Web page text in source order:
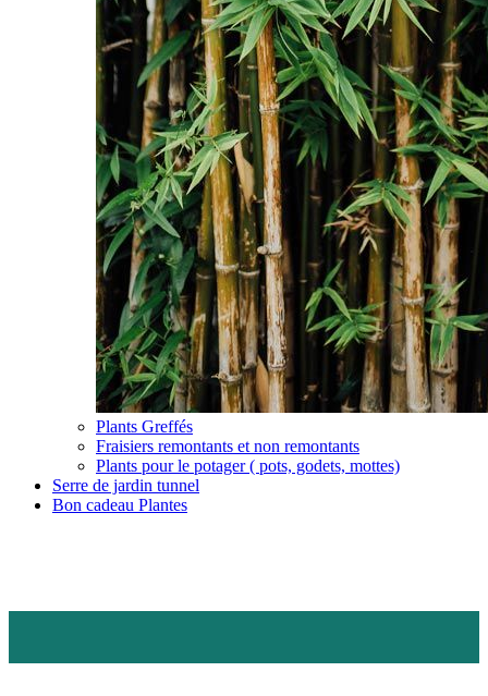
Plants Greffés
Fraisiers remontants et non remontants
Plants pour le potager ( pots, godets, mottes)
Serre de jardin tunnel
Bon cadeau Plantes